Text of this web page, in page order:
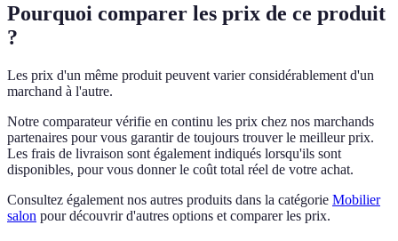
Pourquoi comparer les prix de ce produit
?
Les prix d'un même produit peuvent varier considérablement d'un
marchand à l'autre.
Notre comparateur vérifie en continu les prix chez nos marchands
partenaires pour vous garantir de toujours trouver le meilleur prix.
Les frais de livraison sont également indiqués lorsqu'ils sont
disponibles, pour vous donner le coût total réel de votre achat.
Consultez également nos autres produits dans la catégorie Mobilier
salon pour découvrir d'autres options et comparer les prix.